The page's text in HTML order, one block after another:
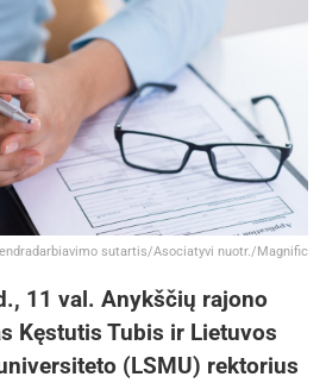
sutartis/Asociatyvi nuotr./Magnific
11 val. Anykščių rajono
Kęstutis Tubis ir Lietuvos
(LSMU) rektorius